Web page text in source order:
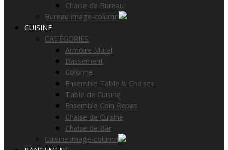
Chaise de Bureau
Bureau image-column
CUISINE
CATÉGORIES
Armoire Mural
Bassement
Colonne
Ensemble Table & Chaises
Table de Cuisine
Ensemble Coin Repas
Chaise de Cuisine
Chaise de Bar
Cuisine image-column